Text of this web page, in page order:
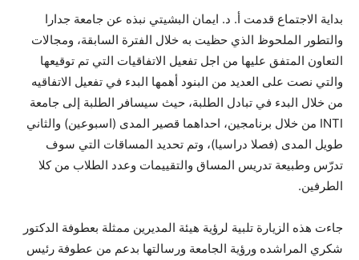
بداية الاجتماع قدمت أ. د. ايمان البشيتي نبذه عن جامعة جدارا
والتطور الملحوظ الذي حظيت به خلال الفترة السابقة، ومجالات
التعاون المتفق عليها من اجل تفعيل الاتفاقيات التي تم توقيعها
والتي نصت على العديد من البنود أهمها البدء في تفعيل الاتفاقيه
من خلال البدء في تبادل الطلبة، حيث سيسافر الطلبة إلى جامعة
INTI من خلال برنامجين، احداهما قصير المدى (اسبوعين) والثاني
طويل المدى (فصلا دراسيا)، وتم تحديد المساقات التي سوف
تدرّس وطبيعة تدريس المساق والتقييمات وعدد الطلاب من كلا
الطرفين.
جاءت هذه الزيارة تلبية لرؤية هيئة المديرين ممثلة بعطوفة الدكتور
شكري المراشده ورؤية الجامعة ورسالتها بدعم من عطوفة رئيس